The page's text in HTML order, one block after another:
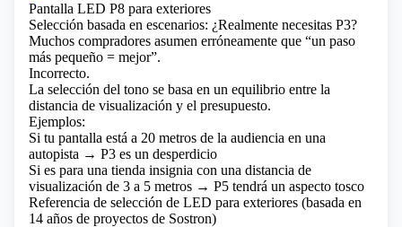
Pantalla LED P8 para exteriores
Selección basada en escenarios: ¿Realmente necesitas P3?
Muchos compradores asumen erróneamente que “un paso
más pequeño = mejor”.
Incorrecto.
La selección del tono se basa en un equilibrio entre la
distancia de visualización y el presupuesto.
Ejemplos:
Si tu pantalla está a 20 metros de la audiencia en una
autopista → P3 es un desperdicio
Si es para una tienda insignia con una distancia de
visualización de 3 a 5 metros → P5 tendrá un aspecto tosco
Referencia de selección de LED para exteriores (basada en
14 años de proyectos de Sostron)